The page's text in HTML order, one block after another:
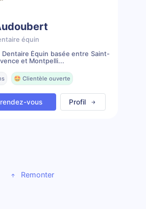
équin
Équin basée entre Saint-
et Montpelli...
🤩 Clientèle ouverte
vous Profil
Remonter